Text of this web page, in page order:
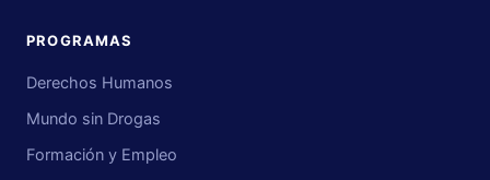
PROGRAMAS
Derechos Humanos
Mundo sin Drogas
Formación y Empleo